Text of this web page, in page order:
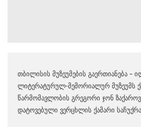
თბილისის მუზეუმების გაერთიანება –
ლიტერატურულ-მემორიალურ მუზეუმს
წარმომავლობის გრეგორი ჯონ
დატოვებული ვერცხლის ქამარი